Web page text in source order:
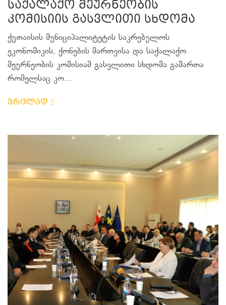
საქალაქო მეურნეობის
კომისიის გასვლითი სხდომა
ქუთაისის მუნიციპალიტეტის საკრებულოს
ეკონომიკის, ქონების მართვისა და საქალაქო
მეურნეობის კომისიამ გასვლითი სხდომა გამართა
რომელსაც კო...
ვრცლად